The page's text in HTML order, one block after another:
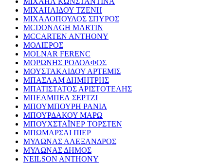
ΜΙΧΑΗΛΙΔΟΥ ΤΖΕΝΗ
ΜΙΧΑΛΟΠΟΥΛΟΣ ΣΠΥΡΟΣ
MCDONAGH MARTIN
MCCARTEN ANTHONY
ΜΟΛΙΕΡΟΣ
MOLNAR FERENC
ΜΟΡΩΝΗΣ ΡΟΔΟΛΦΟΣ
ΜΟΥΣΤΑΚΛΙΔΟΥ ΑΡΤΕΜΙΣ
ΜΠΑΣΛΑΜ ΔΗΜΗΤΡΗΣ
ΜΠΑΤΙΣΤΑΤΟΣ ΑΡΙΣΤΟΤΕΛΗΣ
ΜΠΕΛΜΠΕΛ ΣΕΡΤΖΙ
ΜΠΟΥΜΠΟΥΡΗ ΡΑΝΙΑ
ΜΠΟΥΡΔΑΚΟΥ ΜΑΡΩ
ΜΠΟΥΧΣΤΑΪΝΕΡ ΤΟΡΣΤΕΝ
ΜΠΩΜΑΡΣΑΙ ΠΙΕΡ
ΜΥΛΩΝΑΣ ΑΛΕΞΑΝΔΡΟΣ
ΜΥΛΩΝΑΣ ΔΗΜΟΣ
NEILSON ANTHONY